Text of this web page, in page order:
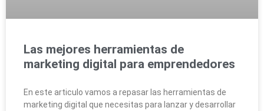
Las mejores herramientas de
marketing digital para emprendedores
En este articulo vamos a repasar las herramientas de
marketing digital que necesitas para lanzar y desarrollar